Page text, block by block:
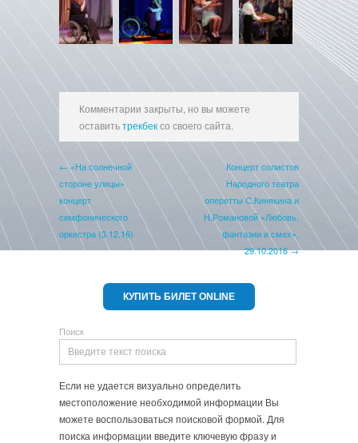
Комментарии закрыты, но вы можете
оставитьтрекбексо своего сайта.
← «На солнечной
стороне улицы»
концерт
симфонического
оркестра (3.12.16)
Концерт солистов
Народного театра
оперетты С.Кинякина и
Н.Романовой «Любовь,
фантазии и смех»,
29.10.2016 →
КУПИТЬ БИЛЕТ ONLINE
Поиск
Если не удается визуально определить
местоположение необходимой информации Вы
можете воспользоваться поисковой формой. Для
поиска информации введите ключевую фразу и